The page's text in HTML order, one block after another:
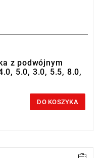
z podwójnym
5.0, 3.0, 5.5, 8.0,
DO KOSZYKA